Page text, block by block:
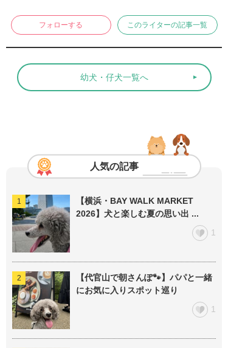
フォローする このライターの記事一覧
幼犬・仔犬一覧へ
人気の記事
【横浜・BAY WALK MARKET
2026】犬と楽しむ夏の思い出 ...
1
【代官山で朝さんぽ🐾】パパと一緒
にお気に入りスポット巡り
1